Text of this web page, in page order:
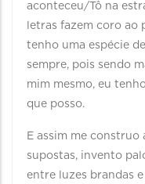
aconteceu/Tô na
letras fazem coro ao
tenho uma espécie
sempre, pois sendo
mim mesmo, eu
que posso.
E assim me construo
supostas, invento
entre luzes brandas